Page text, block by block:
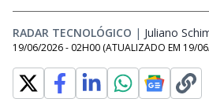
RADAR TECNOLÓGICO | Juliano
19/06/2026 - 02H00 (ATUALIZADO EM 19/